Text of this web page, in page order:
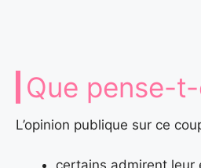
Que pense-t-
L’opinion publique sur ce
certains admirent leur